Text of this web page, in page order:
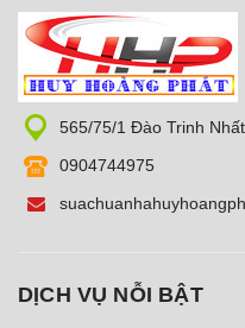
565/75/1 Đào Trinh
0904744975
DỊCH VỤ NỖI BẬT